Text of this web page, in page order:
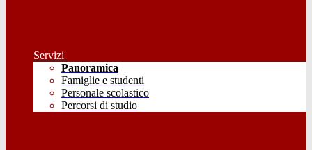
Servizi
Panoramica
Famiglie e studenti
Personale scolastico
Percorsi di studio